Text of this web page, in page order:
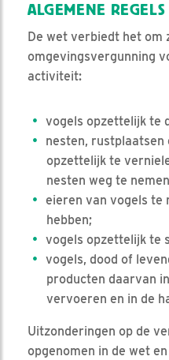
ALGEMENE REGELS
De wet verbiedt het om
omgevingsvergunning
activiteit:
vogels opzettelijk te
nesten, rustplaatsen
opzettelijk te
nesten weg te
eieren van vogels te
hebben;
vogels opzettelijk te
vogels, dood of
producten daarvan
vervoeren en in de
Uitzonderingen op de
opgenomen in de wet